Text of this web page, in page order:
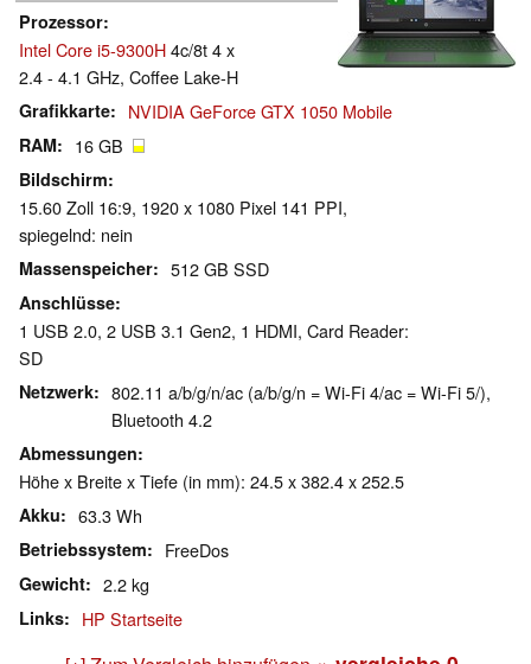
Prozessor
Intel Core i5-9300H4c/8t 4 x
2.4 - 4.1 GHz, Coffee Lake-H
Grafikkarte NVIDIA GeForce GTX 1050 Mobile
RAM 16 GB
Bildschirm
15.60 Zoll 16:9, 1920 x 1080 Pixel 141 PPI,
spiegelnd: nein
Massenspeicher 512 GB SSD
Anschlüsse
1 USB 2.0, 2 USB 3.1 Gen2, 1 HDMI, Card Reader:
SD
Netzwerk
802.11 a/b/g/n/ac (a/b/g/n = Wi-Fi 4/ac = Wi-Fi 5/),
Bluetooth 4.2
Abmessungen
Höhe x Breite x Tiefe (in mm): 24.5 x 382.4 x 252.5
Akku 63.3 Wh
Betriebssystem FreeDos
Gewicht 2.2 kg
Links HP Startseite